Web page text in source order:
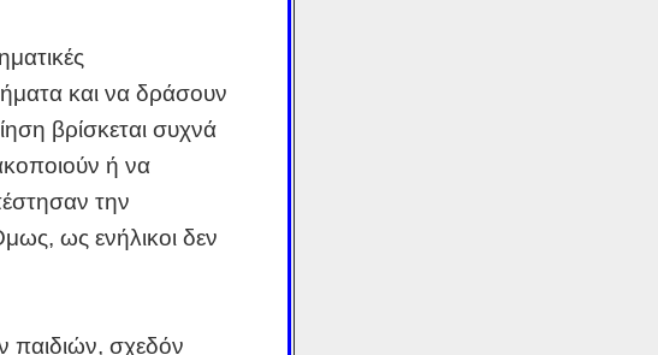
και να δράσουν
βρίσκεται συχνά
ή να
την
ως ενήλικοι δεν
παιδιών, σχεδόν